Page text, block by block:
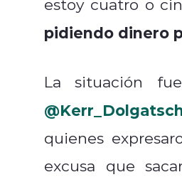
estoy cuatro o
pidiendo dinero
La situación
quienes
excusa que